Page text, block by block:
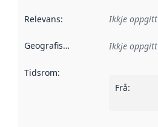
Relevans: Ikkje oppgitt
Geografisk område Ikkje oppgitt
Tidsrom:
Frå: